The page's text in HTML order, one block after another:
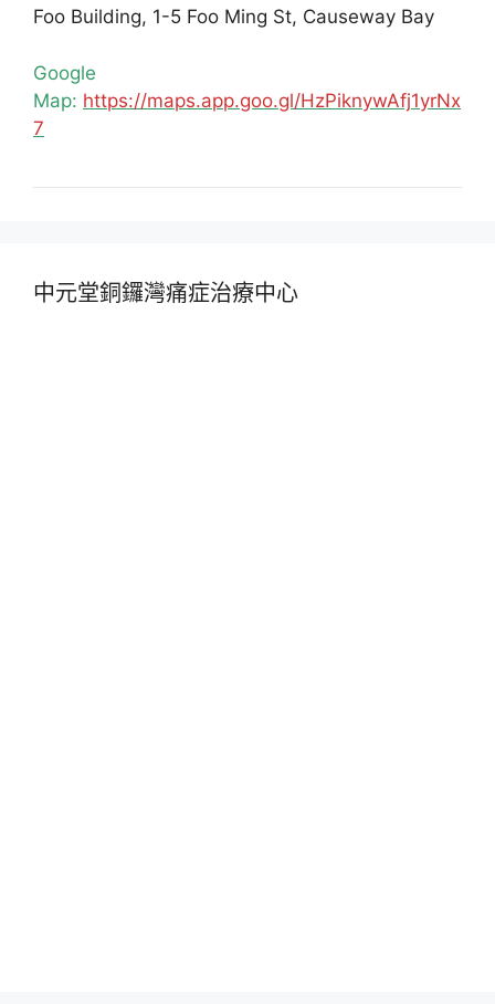
Foo Building, 1-5 Foo Ming St, Causeway Bay
Google
Map: https://maps.app.goo.gl/HzPiknywAfj1yrNx
7
中元堂銅鑼灣痛症治療中心